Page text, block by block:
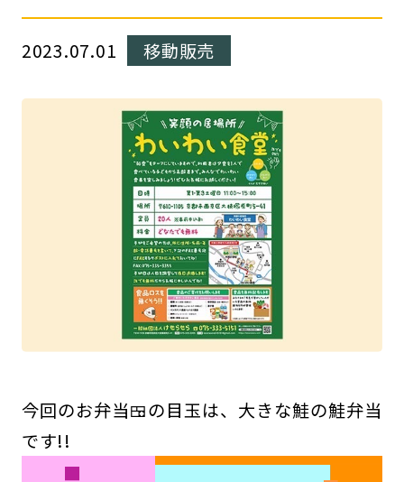
2023.07.01 移動販売
今回のお弁当🍱の目玉は、大きな鮭の鮭弁当
です!!